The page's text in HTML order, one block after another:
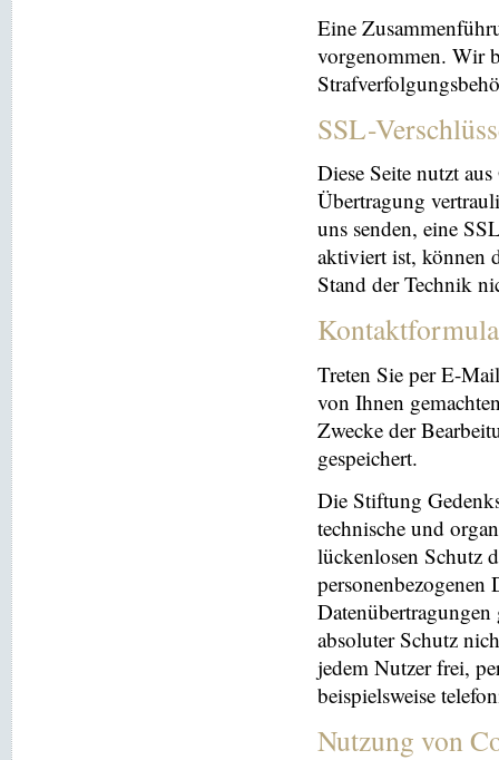
Eine
vorgenommen. Wir
SSL-
Diese Seite nutzt
Übertragung
uns senden, eine
aktiviert ist, können
Stand der Technik
Treten Sie per E-
von Ihnen
Zwecke der
gespeichert.
Die Stiftung
technische und
lückenlosen Schutz
personenbezogenen
absoluter Schutz
jedem Nutzer frei,
beispielsweise
Nutzung von